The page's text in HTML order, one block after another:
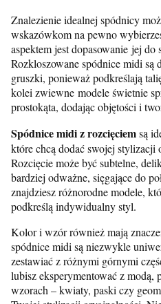
Znalezienie idealnej spódnicy
wskazówkom na pewno
aspektem jest dopasowanie jej
Rozkloszowane spódnice midi są
gruszki, ponieważ podkreślają
kolei zwiewne modele świetnie
prostokąta, dodając objętości i
Spódnice midi z rozcięciemsą
które chcą dodać swojej stylizacji
Rozcięcie może być subtelne,
bardziej odważne, sięgające do
znajdziesz różnorodne modele,
podkreślą indywidualny styl.
Kolor i wzór również mają
spódnice midi są niezwykle
zestawiać z różnymi górnymi
lubisz eksperymentować z modą,
wzorach – kwiaty, paski czy